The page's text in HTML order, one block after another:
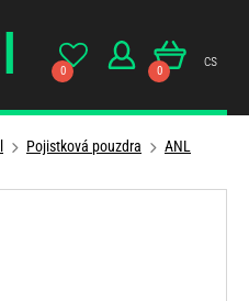
0 0
cs
Pojistková pouzdra ANL